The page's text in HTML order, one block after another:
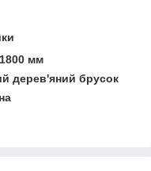
мм
дерев'яний брусок